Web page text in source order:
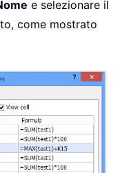
e selezionare il
come mostrato